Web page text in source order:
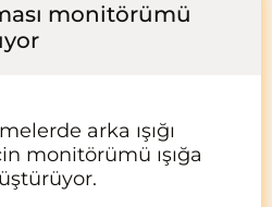
monitörümü
arka ışığı
monitörümü ışığa